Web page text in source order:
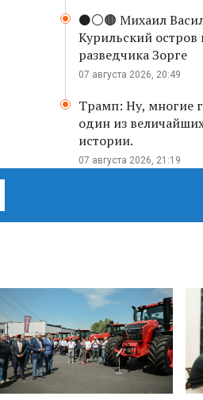
⚫️⚪️🟤 Михаил
Курильский остров
разведчика Зорге
07 августа 2026, 20:49
Трамп: Ну, многие
один из
истории.
07 августа 2026, 21:19